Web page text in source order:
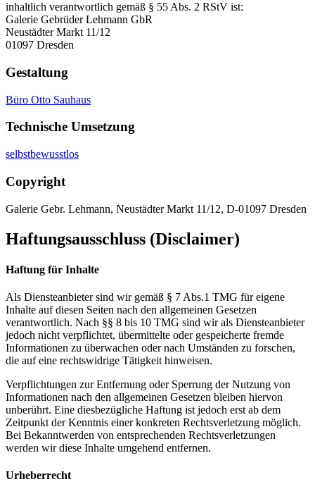
inhaltlich verantwortlich gemäß § 55 Abs. 2 RStV ist:
Galerie Gebrüder Lehmann GbR
Neustädter Markt 11/12
01097 Dresden
Gestaltung
Büro Otto Sauhaus
Technische Umsetzung
selbstbewusstlos
Copyright
Galerie Gebr. Lehmann, Neustädter Markt 11/12, D-01097 Dresden
Haftungsausschluss (Disclaimer)
Haftung für Inhalte
Als Diensteanbieter sind wir gemäß § 7 Abs.1 TMG für eigene
Inhalte auf diesen Seiten nach den allgemeinen Gesetzen
verantwortlich. Nach §§ 8 bis 10 TMG sind wir als Diensteanbieter
jedoch nicht verpflichtet, übermittelte oder gespeicherte fremde
Informationen zu überwachen oder nach Umständen zu forschen,
die auf eine rechtswidrige Tätigkeit hinweisen.
Verpflichtungen zur Entfernung oder Sperrung der Nutzung von
Informationen nach den allgemeinen Gesetzen bleiben hiervon
unberührt. Eine diesbezügliche Haftung ist jedoch erst ab dem
Zeitpunkt der Kenntnis einer konkreten Rechtsverletzung möglich.
Bei Bekanntwerden von entsprechenden Rechtsverletzungen
werden wir diese Inhalte umgehend entfernen.
Urheberrecht